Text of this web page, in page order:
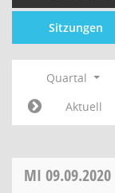
Sitzungen
Quartal
Aktuell
MI 09.09.2020